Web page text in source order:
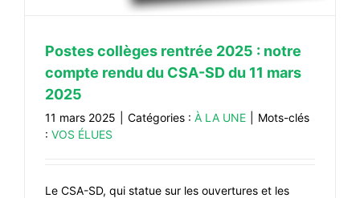
Postes collèges rentrée 2025 : notre
compte rendu du CSA-SD du 11 mars
2025
11 mars 2025 Catégories : À LA UNE
Mots-clés
: VOS ÉLUES
Le CSA-SD, qui statue sur les ouvertures et les